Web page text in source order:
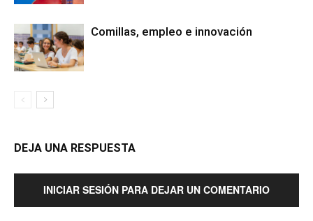
Comillas, empleo e innovación
DEJA UNA RESPUESTA
INICIAR SESIÓN PARA DEJAR UN COMENTARIO